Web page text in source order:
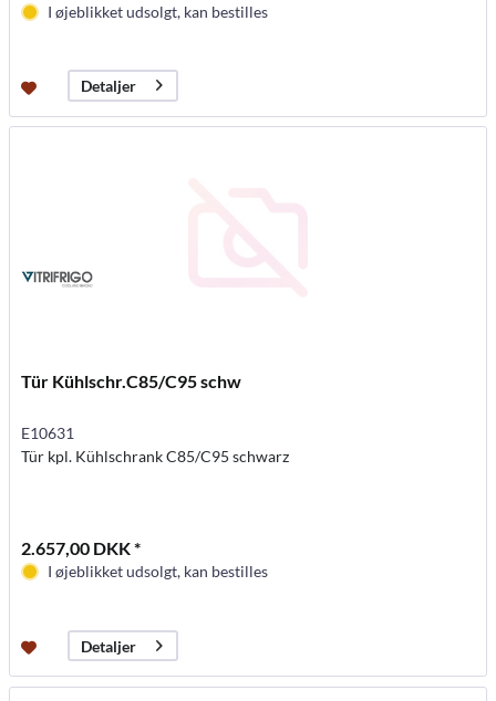
I øjeblikket udsolgt, kan bestilles
Detaljer
Tür Kühlschr.C85/C95 schw
E10631
Tür kpl. Kühlschrank C85/C95 schwarz
2.657,00 DKK *
I øjeblikket udsolgt, kan bestilles
Detaljer